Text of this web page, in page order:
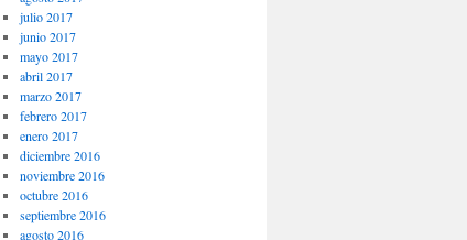
julio 2017
junio 2017
mayo 2017
abril 2017
marzo 2017
febrero 2017
enero 2017
diciembre 2016
noviembre 2016
octubre 2016
septiembre 2016
agosto 2016